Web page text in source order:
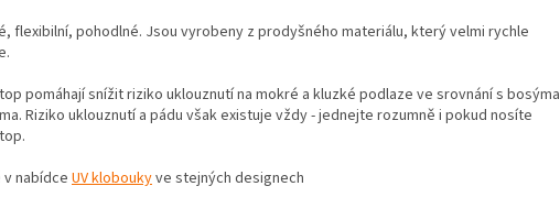
flexibilní, pohodlné. Jsou vyrobeny z prodyšného materiálu, který velmi rychle
pomáhají snížit riziko uklouznutí na mokré a kluzké podlaze ve srovnání s bosýma
Riziko uklouznutí a pádu však existuje vždy - jednejte rozumně i pokud nosíte
v nabídce UV kloboukyve stejných designech